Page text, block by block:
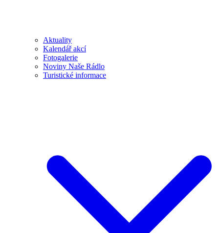
Aktuality
Kalendář akcí
Fotogalerie
Noviny Naše Rádlo
Turistické informace